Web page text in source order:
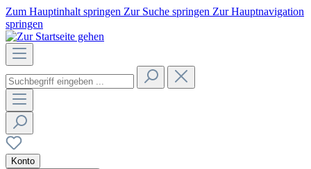
Zum Hauptinhalt springen Zur Suche springen Zur Hauptnavigation
springen
Konto